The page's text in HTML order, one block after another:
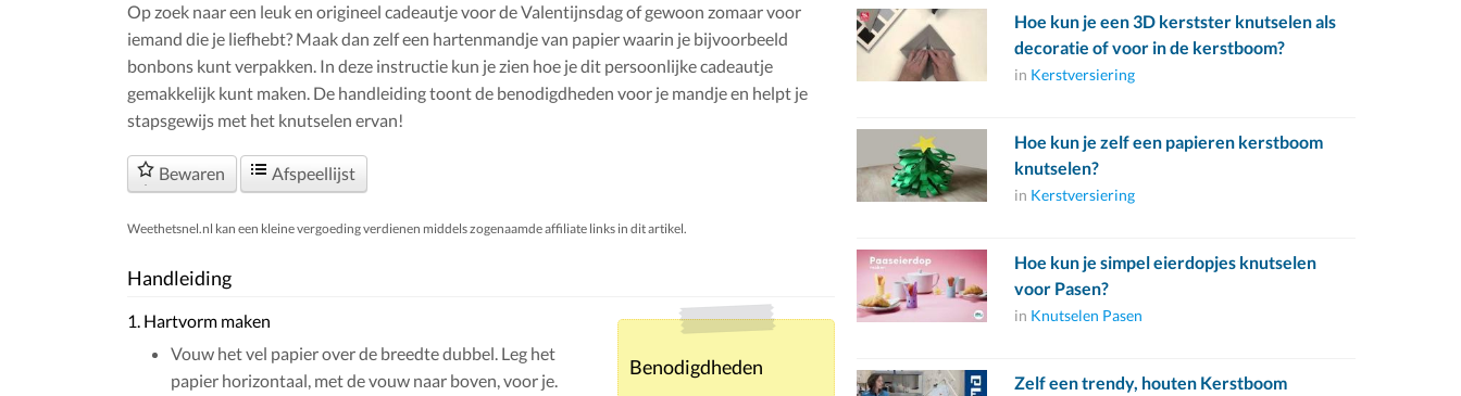
Op zoek naar een leuk en origineel cadeautje voor de Valentijnsdag of gewoon zomaar voor
iemand die je liefhebt? Maak dan zelf een hartenmandje van papier waarin je bijvoorbeeld
bonbons kunt verpakken. In deze instructie kun je zien hoe je dit persoonlijke cadeautje
gemakkelijk kunt maken. De handleiding toont de benodigdheden voor je mandje en helpt je
stapsgewijs met het knutselen ervan!
Bewaren Afspeellijst
Weethetsnel.nl kan een kleine vergoeding verdienen middels zogenaamde affiliate links in dit artikel.
Handleiding
Benodigdheden
1. Hartvorm maken
Vouw het vel papier over de breedte dubbel. Leg het
papier horizontaal, met de vouw naar boven, voor je.
Hoe kun je een 3D kerstster knutselen als
decoratie of voor in de kerstboom?
in Kerstversiering
Hoe kun je zelf een papieren kerstboom
knutselen?
in Kerstversiering
Hoe kun je simpel eierdopjes knutselen
voor Pasen?
in Knutselen Pasen
Zelf een trendy, houten Kerstboom